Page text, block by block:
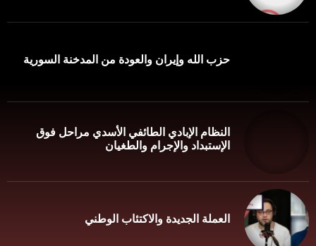
حزب الله وإيران والعودة من المدخنة السورية
النظام الإبادي الطائفي الأسدي مراحل فوق
الإستبداد والإجرام والطغيان
العملة الجديدة والاكتئاب الوطني